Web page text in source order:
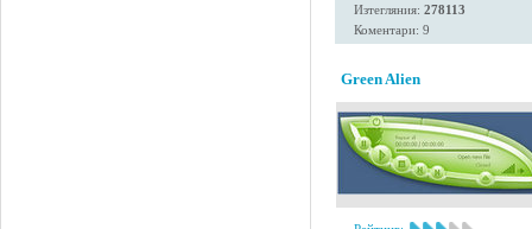
Изтегляния: 278113
Коментари: 9
Green Alien